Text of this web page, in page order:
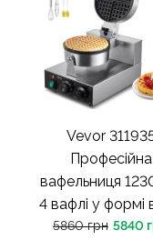
Vevor
Професійна
вафельниця
4 вафлі у формі
5860 грн 5840